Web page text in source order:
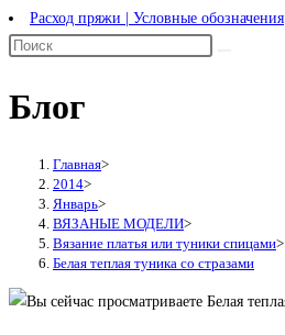
Расход пряжи | Условные обозначения
Блог
Главная>
2014>
Январь>
ВЯЗАНЫЕ МОДЕЛИ>
Вязание платья или туники спицами>
Белая теплая туника со стразами